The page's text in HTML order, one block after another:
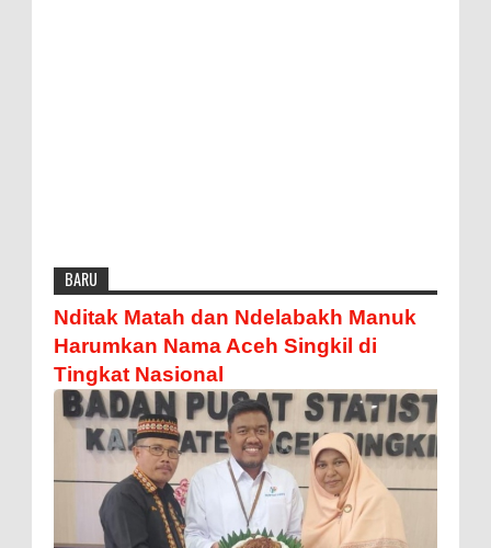
BARU
Nditak Matah dan Ndelabakh Manuk
Harumkan Nama Aceh Singkil di
Tingkat Nasional